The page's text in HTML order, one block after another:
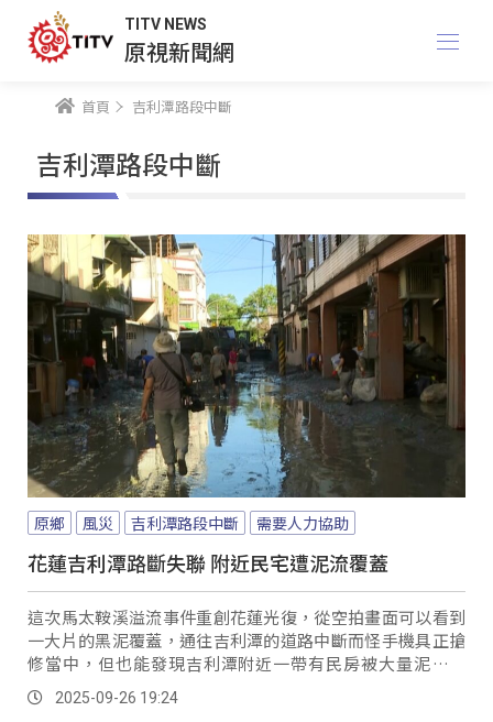
TITV NEWS
原視新聞網
首頁 吉利潭路段中斷
吉利潭路段中斷
原鄉 風災 吉利潭路段中斷 需要人力協助
花蓮吉利潭路斷失聯 附近民宅遭泥流覆蓋
這次馬太鞍溪溢流事件重創花蓮光復，從空拍畫面可以看到
一大片的黑泥覆蓋，通往吉利潭的道路中斷而怪手機具正搶
修當中，但也能發現吉利潭附近一帶有民房被大量泥沙覆
蓋，就有傳出還有民眾受困；而當地民眾就表示，事先有強
制撤離。2025-09-26 19:24